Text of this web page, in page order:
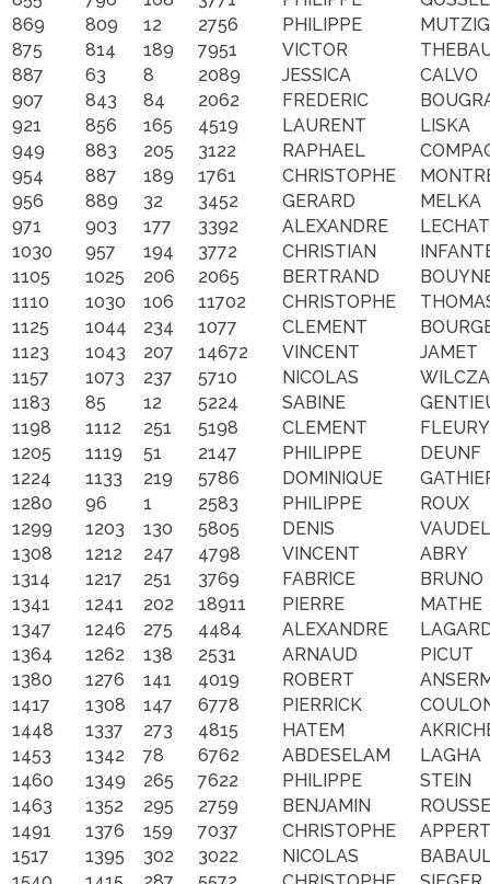
869
809 12 2756 PHILIPPE
MUTZIG
875
814 189 7951 VICTOR
887
63 8 2089 JESSICA
CALVO
907
843 84 2062 FREDERIC
921
856 165 4519 LAURENT
LISKA
949
883 205 3122 RAPHAEL
954
887 189 1761 CHRISTOPHE
956
889 32 3452 GERARD
MELKA
971
903 177 3392 ALEXANDRE
LECHAT
1030
957 194 3772 CHRISTIAN
1105
1025 206 2065 BERTRAND
1110
1030 106 11702 CHRISTOPHE
1125
1044 234 1077 CLEMENT
1123
1043 207 14672 VINCENT
JAMET
1157
1073 237 5710 NICOLAS
1183
85 12 5224 SABINE
1198
1112 251 5198 CLEMENT
FLEURY
1205
1119 51 2147 PHILIPPE
DEUNF
1224
1133 219 5786 DOMINIQUE
1280
96 1 2583 PHILIPPE
ROUX
1299
1203 130 5805 DENIS
1308
1212 247 4798 VINCENT
ABRY
1314
1217 251 3769 FABRICE
BRUNO
1341
1241 202 18911 PIERRE
MATHE
1347
1246 275 4484 ALEXANDRE
1364
1262 138 2531 ARNAUD
PICUT
1380
1276 141 4019 ROBERT
1417
1308 147 6778 PIERRICK
1448
1337 273 4815 HATEM
1453
1342 78 6762 ABDESELAM
LAGHA
1460
1349 265 7622 PHILIPPE
STEIN
1463
1352 295 2759 BENJAMIN
1491
1376 159 7037 CHRISTOPHE
APPERT
1517
1395 302 3022 NICOLAS